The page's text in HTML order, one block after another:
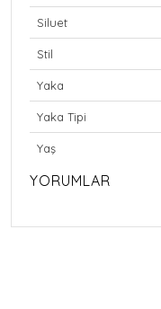
Siluet
Stil
Yaka
Yaka Tipi
Yaş
YORUMLAR